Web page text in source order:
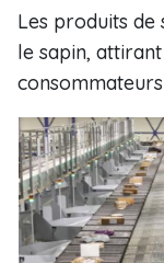
Les produits de
le sapin,